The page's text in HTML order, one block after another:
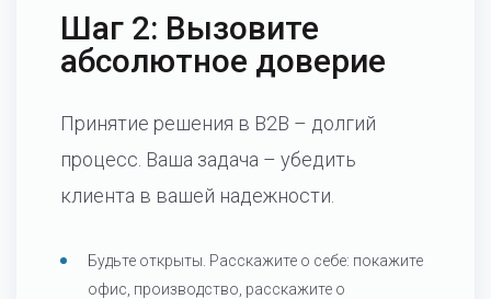
Шаг 2: Вызовите
абсолютное доверие
Принятие решения в B2B – долгий
процесс. Ваша задача – убедить
клиента в вашей надежности.
Будьте открыты. Расскажите о себе: покажите
офис, производство, расскажите о